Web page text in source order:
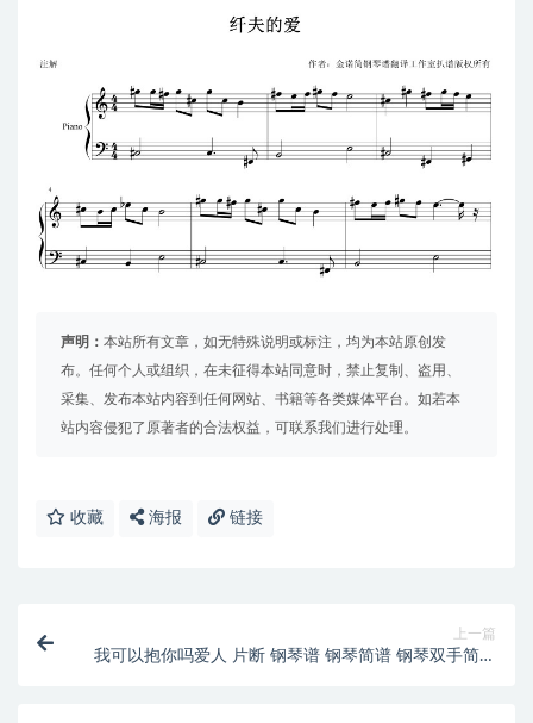
声明： 本站所有文章，如无特殊说明或标注，均为本站原创发
布。任何个人或组织，在未征得本站同意时，禁止复制、盗用、
采集、发布本站内容到任何网站、书籍等各类媒体平台。如若本
站内容侵犯了原著者的合法权益，可联系我们进行处理。
收藏 海报 链接
上一篇
我可以抱你吗爱人 片断 钢琴谱 钢琴简谱 钢琴双手简谱